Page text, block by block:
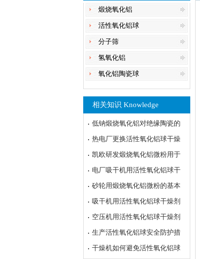
煅烧氧化铝
活性氧化铝球
分子筛
氢氧化铝
氧化铝陶瓷球
相关知识 Knowledge
低钠煅烧氧化铝对绝缘陶瓷的
热电厂更换活性氧化铝球干燥
凯欧研发煅烧氧化铝微粉用于
电厂吸干机用活性氧化铝球干
砂轮用煅烧氧化铝微粉的基本
吸干机用活性氧化铝球干燥剂
空压机用活性氧化铝球干燥剂
生产活性氧化铝球安全防护措
干燥机如何避免活性氧化铝球